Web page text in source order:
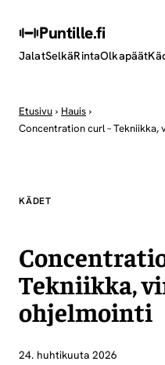
Puntille.fi
JalatSelkäRintaOlkapäät
Etusivu › Hauis ›
Concentration curl – Tekniikka,
KÄDET
Tekniikka,
ohjelmointi
24. huhtikuuta 2026